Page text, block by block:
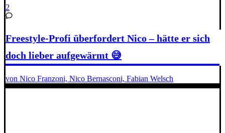
2
Freestyle-Profi überfordert Nico – hätte er sich
doch lieber aufgewärmt 😅
von Nico Franzoni, Nico Bernasconi, Fabian Welsch